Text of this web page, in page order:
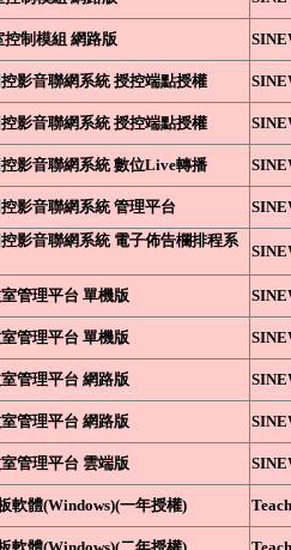
制模組 網路版
影音聯網系統 授控端點授權
影音聯網系統 授控端點授權
影音聯網系統 數位Live轉播
影音聯網系統 管理平台
影音聯網系統 電子佈告欄排程系
管理平台 單機版
管理平台 單機版
管理平台 網路版
管理平台 網路版
管理平台 雲端版
軟體(Windows)(一年授權)